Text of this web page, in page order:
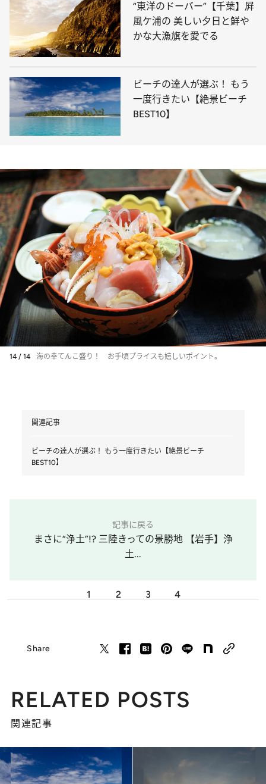
“東洋のドーバー”【千葉】屛
風ケ浦の 美しい夕日と鮮や
かな大漁旗を愛でる
ビーチの達人が選ぶ！ もう
一度行きたい【絶景ビーチ
BEST10】
14 / 14 海の幸てんこ盛り！ お手頃プライスも嬉しいポイント。
関連記事
ビーチの達人が選ぶ！ もう一度行きたい【絶景ビーチ
BEST10】
記事に戻る
まさに“浄土”!? 三陸きっての景勝地 【岩手】浄
土...
1 2 3 4
Share
RELATED POSTS
関連記事